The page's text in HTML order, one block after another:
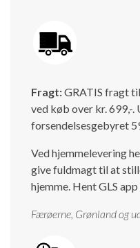
Fragt:GRATIS fragt
ved køb over kr. 699,-.
forsendelsesgebyret
Ved hjemmelevering
give fuldmagt til at
hjemme. Hent GLS app
Færøerne, Grønland og